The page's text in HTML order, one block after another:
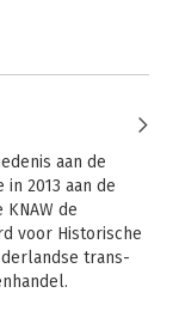
aan de
2013 aan de
de
voor Historische
trans-